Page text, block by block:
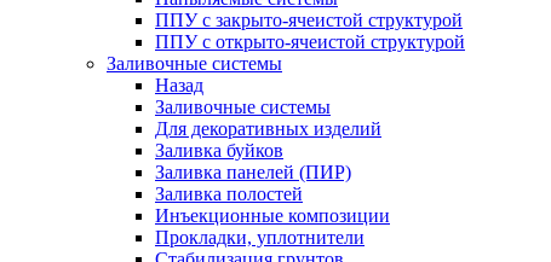
ППУ с закрыто-ячеистой структурой
ППУ с открыто-ячеистой структурой
Заливочные системы
Назад
Заливочные системы
Для декоративных изделий
Заливка буйков
Заливка панелей (ПИР)
Заливка полостей
Инъекционные композиции
Прокладки, уплотнители